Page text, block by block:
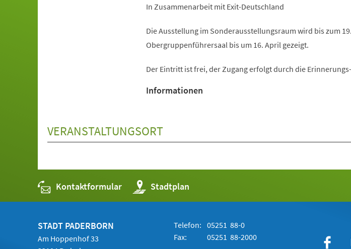
In Zusammenarbeit mit Exit-Deutschland
Die Ausstellung im Sonderausstellungsraum wird bis zum
Obergruppenführersaal bis um 16. April gezeigt.
Der Eintritt ist frei, der Zugang erfolgt durch die
Informationen
VERANSTALTUNGSORT
Kontaktformular Stadtplan
(Öffnet
in
einem
STADT PADERBORN
Am Hoppenhof 33
Telefon: 05251 88-0
Fax:
05251 88-2000